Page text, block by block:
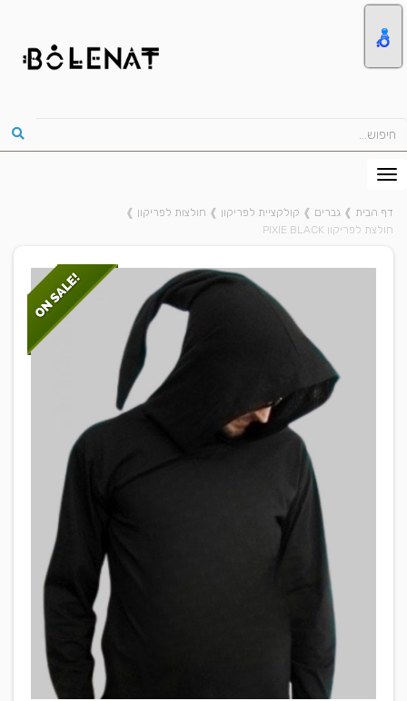
דף הבית ❱ גברים ❱ קולקציית לפריקון ❱ חולצות לפריקון ❱
חולצת לפריקון PIXIE BLACK